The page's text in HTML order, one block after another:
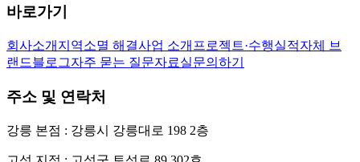
바로가기
회사소개 지역소멸 해결사업 소개 프로젝트·수행실적자체 브
랜드블로그자주 묻는 질문자료실문의하기
주소 및 연락처
강릉 본점 : 강릉시 강릉대로 198 2층